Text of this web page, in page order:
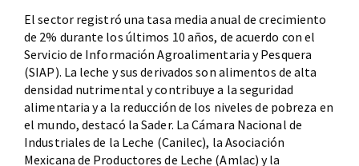
El sector registró una tasa media anual de crecimiento
de 2% durante los últimos 10 años, de acuerdo con el
Servicio de Información Agroalimentaria y Pesquera
(SIAP). La leche y sus derivados son alimentos de alta
densidad nutrimental y contribuye a la seguridad
alimentaria y a la reducción de los niveles de pobreza en
el mundo, destacó la Sader. La Cámara Nacional de
Industriales de la Leche (Canilec), la Asociación
Mexicana de Productores de Leche (Amlac) y la